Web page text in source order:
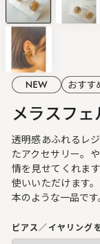
メラスフ
透明感あふれるレ
たアクセサリー。
情を見せてくれま
使いいただけます
本のような一品です
ピアス／イヤリング